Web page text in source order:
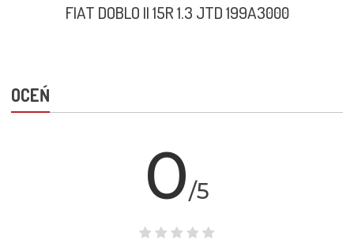
FIAT DOBLO II 15R 1.3 JTD 199A3000
OCEŃ
0/5